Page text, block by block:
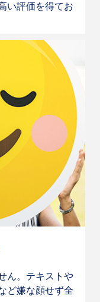
い評価を得てお
ん。テキストや
ど嫌な顔せず全